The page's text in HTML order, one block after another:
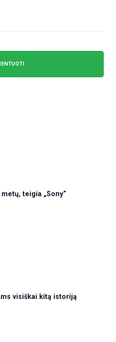
teigia „Sony“
visiškai kitą istoriją